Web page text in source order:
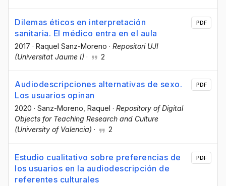
Dilemas éticos en interpretación
sanitaria. El médico entra en el aula
2017 · Raquel Sanz-Moreno · Repositori UJI
(Universitat Jaume I) · 2
PDF
Audiodescripciones alternativas de sexo.
Los usuarios opinan
2020 · Sanz-Moreno, Raquel · Repository of Digital
Objects for Teaching Research and Culture
(University of Valencia) · 2
PDF
Estudio cualitativo sobre preferencias de
los usuarios en la audiodescripción de
referentes culturales
PDF